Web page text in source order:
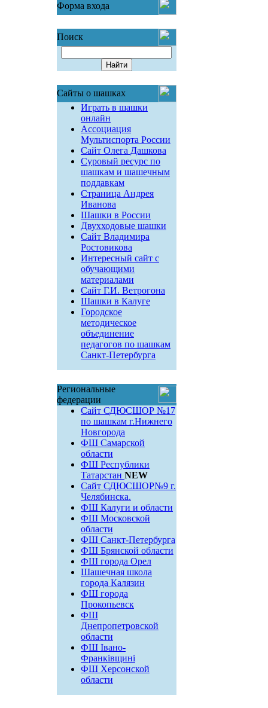
Форма входа
Поиск
Сайты о шашках
Играть в шашки
онлайн
Ассоциация
Мультиспорта России
Сайт Олега Дашкова
Суровый ресурс по
шашкам и шашечным
поддавкам
Страница Андрея
Иванова
Шашки в России
Двухходовые шашки
Сайт Владимира
Ростовикова
Интересный сайт с
обучающими
материалами
Сайт Г.И. Ветрогона
Шашки в Калуге
Городское
методическое
объединение
педагогов по шашкам
Санкт-Петербурга
Региональные
федерации
Сайт СДЮСШОР №17
по шашкам г.Нижнего
Новгорода
ФШ Самарской
области
ФШ Республики
Татарстан NEW
Сайт СДЮСШОР№9 г.
Челябинска.
ФШ Калуги и области
ФШ Московской
области
ФШ Санкт-Петербурга
ФШ Брянской области
ФШ города Орел
Шашечная школа
города Калязин
ФШ города
Прокопьевск
ФШ
Днепропетровской
области
ФШ Івано-
Франківщині
ФШ Херсонской
области